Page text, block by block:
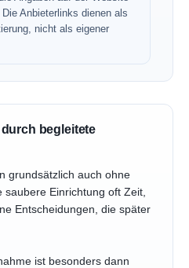
Anbieterlinks dienen als
nicht als eigener
begleitete
grundsätzlich auch ohne
saubere Einrichtung oft Zeit,
Entscheidungen, die später
ist besonders dann